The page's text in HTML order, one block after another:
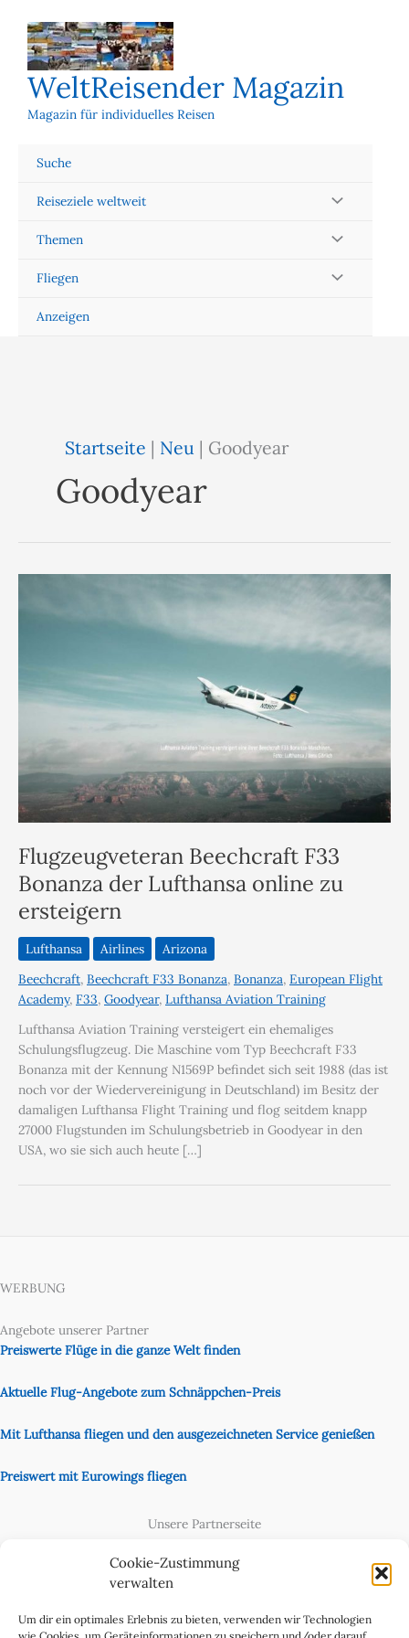
Cookie-Zustimmung
verwalten
Um dir ein optimales Erlebnis zu bieten, verwenden wir Technologien
Inhalt
springen
WeltReisender Magazin
Magazin für individuelles Reisen
Suche
Reiseziele weltweit
Themen
Fliegen
Anzeigen
Startseite | Neu | Goodyear
Goodyear
Flugzeugveteran Beechcraft F33
Bonanza der Lufthansa online zu
ersteigern
Lufthansa Airlines
Arizona
Beechcraft, Beechcraft F33 Bonanza, Bonanza, European Flight
Academy, F33, Goodyear, Lufthansa Aviation Training
Lufthansa Aviation Training versteigert ein ehemaliges
Schulungsflugzeug. Die Maschine vom Typ Beechcraft F33
Bonanza mit der Kennung N1569P befindet sich seit 1988 (das ist
noch vor der Wiedervereinigung in Deutschland) im Besitz der
damaligen Lufthansa Flight Training und flog seitdem knapp
27000 Flugstunden im Schulungsbetrieb in Goodyear in den
USA, wo sie sich auch heute […]
WERBUNG
Angebote unserer Partner
Preiswerte Flüge in die ganze Welt finden
Aktuelle Flug-Angebote zum Schnäppchen-Preis
Mit Lufthansa fliegen und den ausgezeichneten Service genießen
Preiswert mit Eurowings fliegen
Unsere Partnerseite